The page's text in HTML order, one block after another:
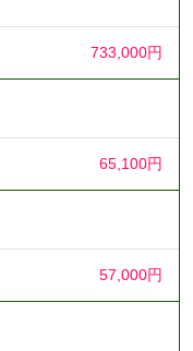
733,000円
65,100円
57,000円